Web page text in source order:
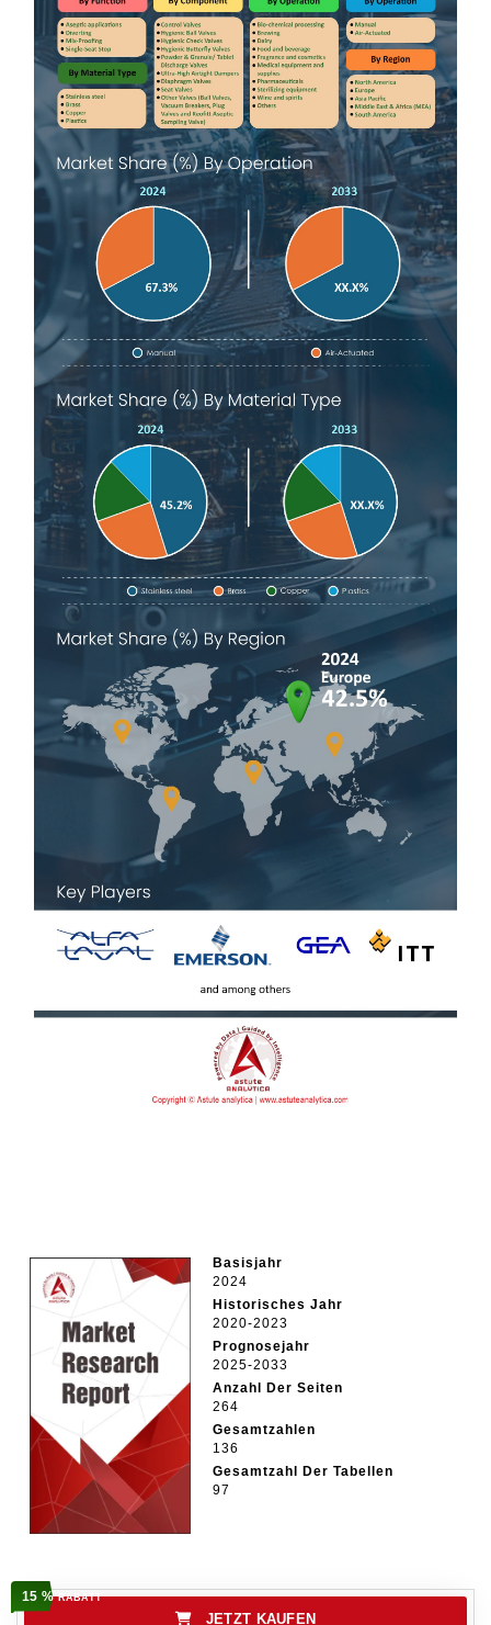
Basisjahr
2024
Historisches Jahr
2020-2023
Prognosejahr
2025-2033
Anzahl Der Seiten
264
Gesamtzahlen
136
Gesamtzahl Der Tabellen
97
15 %RABATT
JETZT KAUFEN